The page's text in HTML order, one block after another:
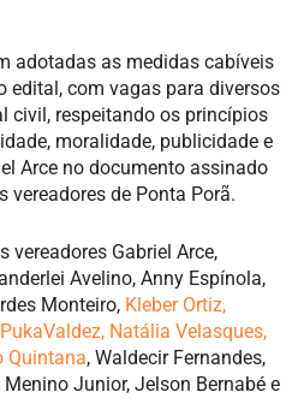
adotadas as medidas cabíveis
edital, com vagas para diversos
civil, respeitando os princípios
moralidade, publicidade e
Arce no documento assinado
vereadores de Ponta Porã.
vereadores Gabriel Arce,
Avelino, Anny Espínola,
Monteiro, Kleber Ortiz,
Natália Velasques,
Quintana, Waldecir Fernandes,
Junior, Jelson Bernabé e